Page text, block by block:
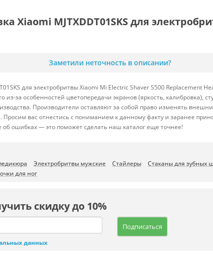
Xiaomi MJTXDDT01SKS для
Заметили неточность в описании?
для электробритвы Xiaomi Mi Electric Shaver S500 Replacement
за особенностей цветопередачи экранов (яркость, калибровка),
Производители оставляют за собой право изменять
Просим вас отнестись с пониманием к данному факту и заранее
ошибках — это поможет сделать наш каталог еще точнее!
Электробритвы мужские Стайлеры
Стаканы для зубных
для ног
скидку до 10%
Подписаться
данных